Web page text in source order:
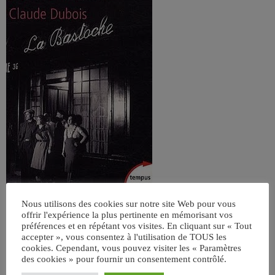
Nous utilisons des cookies sur notre site Web pour vous
offrir l'expérience la plus pertinente en mémorisant vos
préférences et en répétant vos visites. En cliquant sur « Tout
accepter », vous consentez à l'utilisation de TOUS les
cookies. Cependant, vous pouvez visiter les « Paramètres
des cookies » pour fournir un consentement contrôlé.